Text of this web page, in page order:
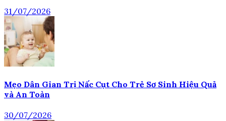
31/07/2026
Mẹo Dân Gian Trị Nấc Cụt Cho Trẻ Sơ Sinh Hiệu Quả
và An Toàn
30/07/2026